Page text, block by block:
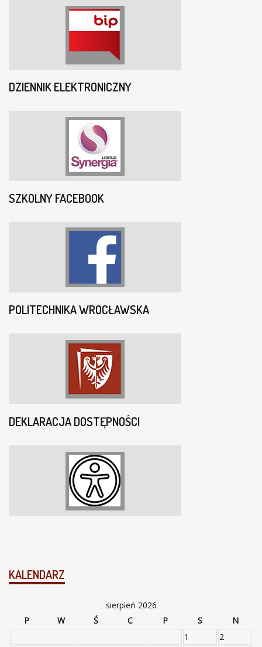
DZIENNIK ELEKTRONICZNY
SZKOLNY FACEBOOK
POLITECHNIKA WROCŁAWSKA
DEKLARACJA DOSTĘPNOŚCI
KALENDARZ
sierpień 2026
P
W Ś C P S
N
1
2